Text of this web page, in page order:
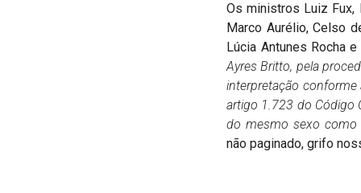
Os ministros Luiz Fux,
Marco Aurélio, Celso
Lúcia Antunes Rocha
Ayres Britto, pela
interpretação conforme
artigo 1.723 do Código
do mesmo sexo
não paginado, grifo